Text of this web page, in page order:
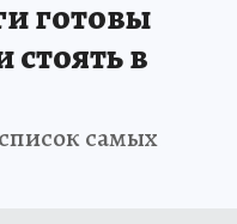
готовы
в
самых